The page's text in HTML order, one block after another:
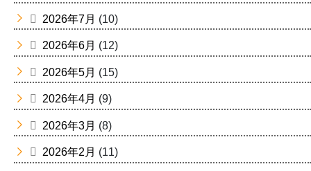
2026年7月 (10)
2026年6月 (12)
2026年5月 (15)
2026年4月 (9)
2026年3月 (8)
2026年2月 (11)